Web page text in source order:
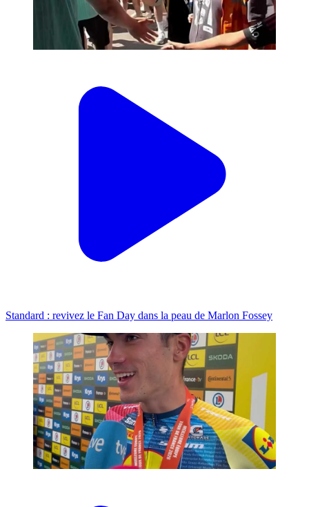
Standard : revivez le Fan Day dans la peau de Marlon Fossey